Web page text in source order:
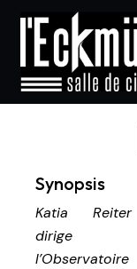
Synopsis
Katia Reiter
dirige
l’Observatoire